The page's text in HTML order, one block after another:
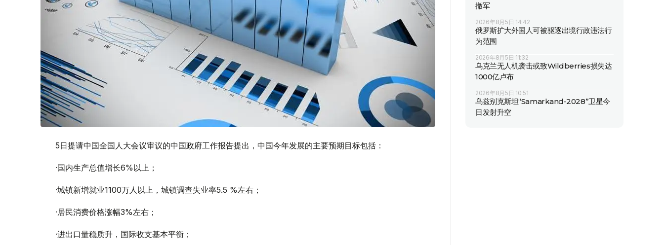
5日提请中国全国人大会议审议的中国政府工作报告提出，中国今年发展的主要预期目标包括：
·国内生产总值增长6%以上；
·城镇新增就业1100万人以上，城镇调查失业率5.5 %左右；
·居民消费价格涨幅3%左右；
·进出口量稳质升，国际收支基本平衡；
撤军
2026年8月5日 14:42
俄罗斯扩大外国人可被驱逐出境行政违法行
为范围
2026年8月5日 11:32
乌克兰无人机袭击或致Wildberries损失达
1000亿卢布
2026年8月5日 10:51
乌兹别克斯坦“Samarkand-2028”卫星今
日发射升空